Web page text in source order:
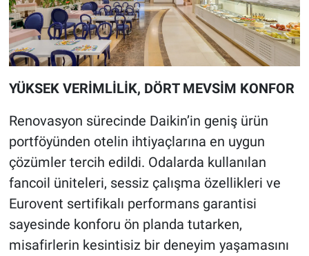
YÜKSEK VERİMLİLİK, DÖRT MEVSİM KONFOR
Renovasyon sürecinde Daikin’in geniş ürün
portföyünden otelin ihtiyaçlarına en uygun
çözümler tercih edildi. Odalarda kullanılan
fancoil üniteleri, sessiz çalışma özellikleri ve
Eurovent sertifikalı performans garantisi
sayesinde konforu ön planda tutarken,
misafirlerin kesintisiz bir deneyim yaşamasını